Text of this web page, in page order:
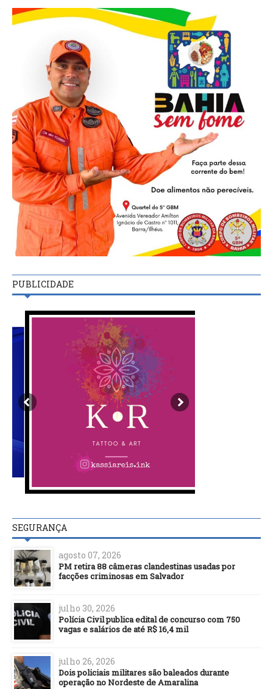
PUBLICIDADE
SEGURANÇA
agosto 07, 2026
PM retira 88 câmeras clandestinas usadas por
facções criminosas em Salvador
julho 30, 2026
Polícia Civil publica edital de concurso com 750
vagas e salários de até R$ 16,4 mil
julho 26, 2026
Dois policiais militares são baleados durante
operação no Nordeste de Amaralina